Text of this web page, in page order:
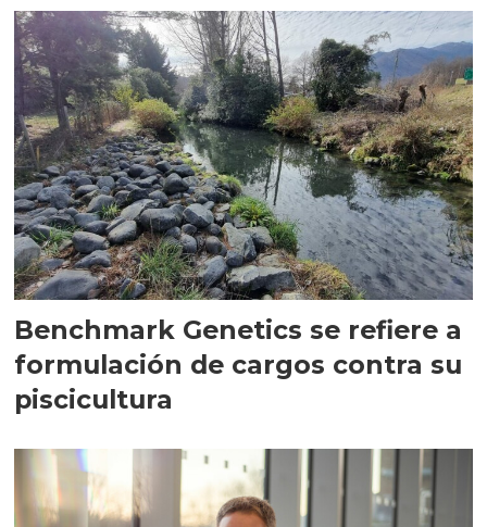
Benchmark Genetics se refiere a
formulación de cargos contra su
piscicultura